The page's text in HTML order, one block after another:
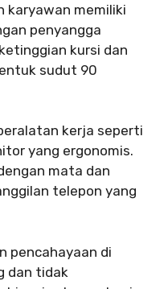
karyawan memiliki
penyangga
kursi dan
sudut 90
kerja seperti
yang ergonomis.
mata dan
telepon yang
pencahayaan di
dan tidak